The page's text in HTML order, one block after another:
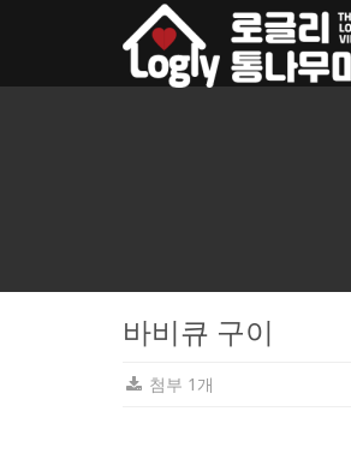
toggle_navigation
바비큐 구이
첨부 1개